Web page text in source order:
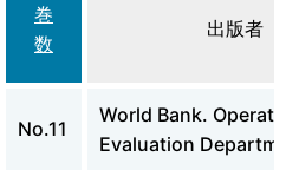
巻
数
出版者
No.11
World Bank.
Evaluation